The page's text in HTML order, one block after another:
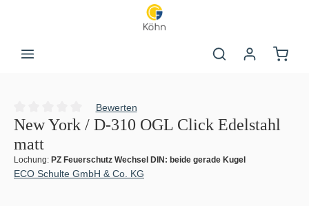
Durchschnittliche Bewertung von 0 von 5 Sternen
Bewerten
New York / D-310 OGL Click Edelstahl
matt
Lochung: PZ Feuerschutz Wechsel DIN: beide gerade Kugel
ECO Schulte GmbH & Co. KG